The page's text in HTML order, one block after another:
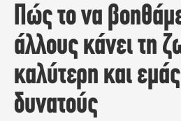
Πώς το να
άλλους κάνει τη
καλύτερη και
δυνατούς